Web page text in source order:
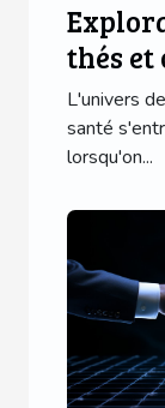
thés
teneur
L'univers
santé
lorsqu'on...